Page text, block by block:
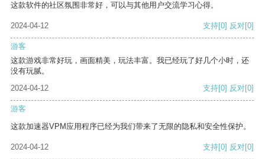
这款软件的社区氛围非常好，可以与其他用户交流学习心得。
2024-04-12 支持[0] 反对[0]
游客
这款游戏非常好玩，画面精美，玩法丰富。我已经玩了好几个小时，还
没有玩腻。
2024-04-12
支持[0] 反对[0]
游客
这款加速器VPM应用程序已经为我们带来了无限的隐私和安全性保护。
2024-04-12 支持[0] 反对[0]